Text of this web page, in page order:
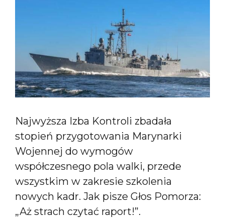
Najwyższa Izba Kontroli zbadała
stopień przygotowania Marynarki
Wojennej do wymogów
współczesnego pola walki, przede
wszystkim w zakresie szkolenia
nowych kadr. Jak pisze Głos Pomorza:
„Aż strach czytać raport!”.